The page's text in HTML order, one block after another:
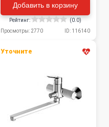
Добавить в корзину
Рейтинг:
(0.0)
Просмотры: 2770
ID: 116140
Уточните